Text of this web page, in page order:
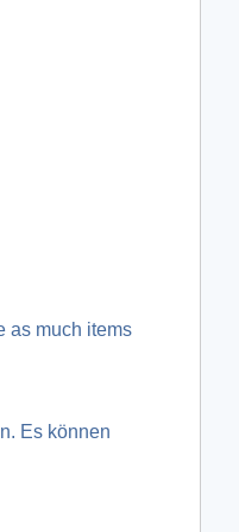
as much items
Es können